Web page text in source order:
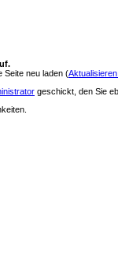
Seite neu laden (
geschickt, den Sie